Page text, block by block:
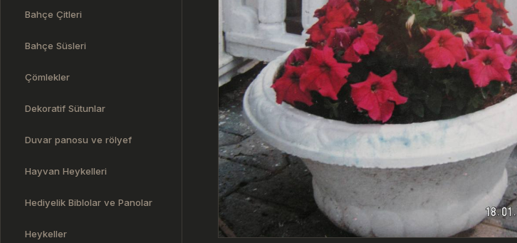
Bahçe Çitleri
Bahçe Süsleri
Çömlekler
Dekoratif Sütunlar
Duvar panosu ve rölyef
Hayvan Heykelleri
Hediyelik Biblolar ve Panolar
Heykeller